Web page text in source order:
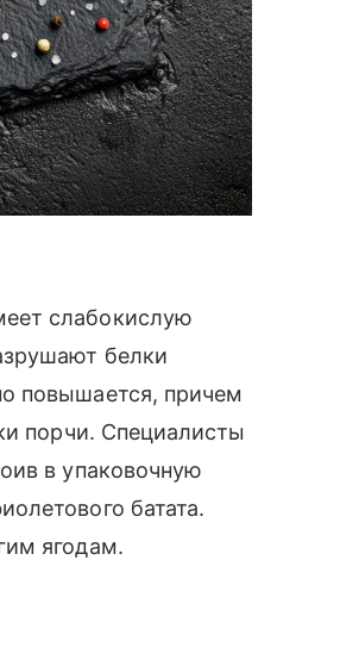
слабокислую
белки
повышается, причем
порчи. Специалисты
в упаковочную
батата.
ягодам.